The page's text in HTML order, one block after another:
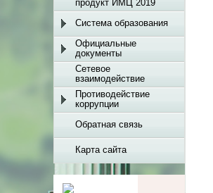
продукт ИМЦ 2019
Система образования
Официальные
документы
Сетевое
взаимодействие
Противодействие
коррупции
Обратная связь
Карта сайта